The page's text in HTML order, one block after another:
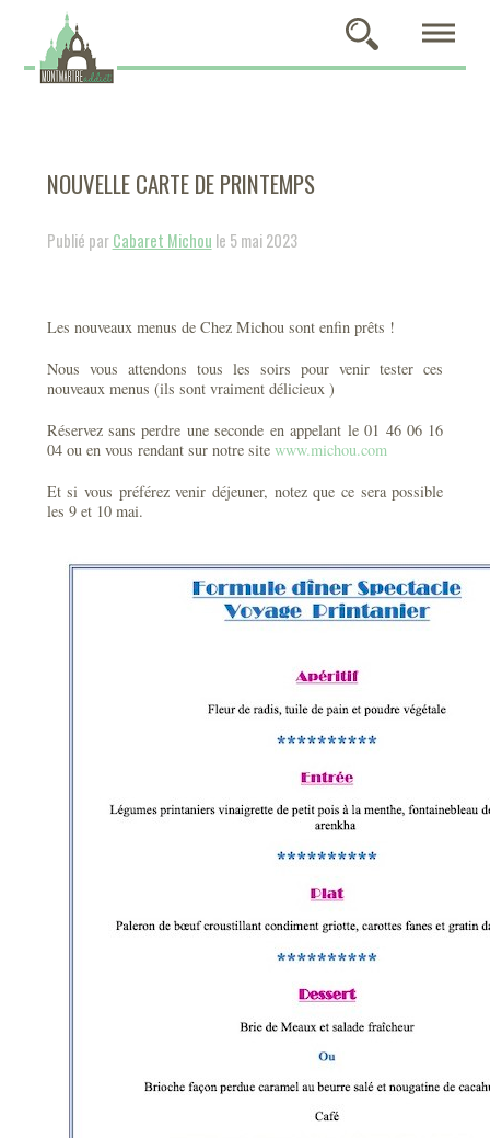
NOUVELLE CARTE DE PRINTEMPS
Publié parCabaret Michou le 5 mai 2023
Les nouveaux menus de Chez Michou sont enfin prêts !
Nous vous attendons tous les soirs pour venir tester ces
nouveaux menus (ils sont vraiment délicieux )
Réservez sans perdre une seconde en appelant le 01 46 06 16
04 ou en vous rendant sur notre site www.michou.com
Et si vous préférez venir déjeuner, notez que ce sera possible
les 9 et 10 mai.